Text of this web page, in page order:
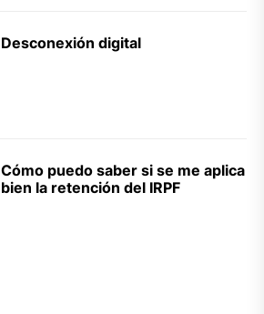
Desconexión digital
Cómo puedo saber si se me aplica
bien la retención del IRPF